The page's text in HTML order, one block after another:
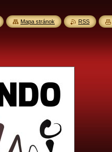
Mapa stránok RSS